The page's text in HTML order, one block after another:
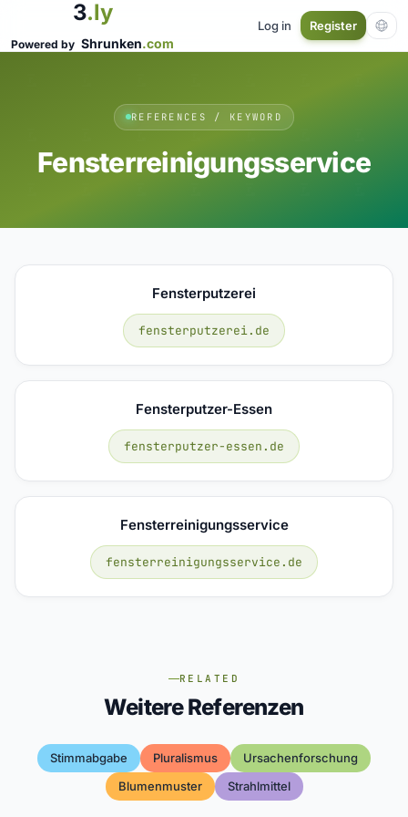
3.ly
Powered by Shrunken.com
Log in Register
REFERENCES / KEYWORD
Fensterreinigungsservice
Fensterputzerei
fensterputzerei.de
Fensterputzer-Essen
fensterputzer-essen.de
Fensterreinigungsservice
fensterreinigungsservice.de
RELATED
Weitere Referenzen
Stimmabgabe Pluralismus
Ursachenforschung
Blumenmuster
Strahlmittel